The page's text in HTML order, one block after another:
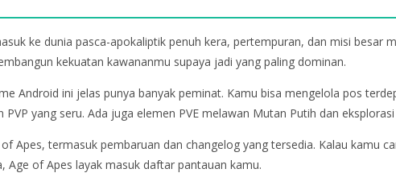
ke dunia pasca-apokaliptik penuh kera, pertempuran, dan misi besar
kekuatan kawananmu supaya jadi yang paling dominan.
Android ini jelas punya banyak peminat. Kamu bisa mengelola pos
yang seru. Ada juga elemen PVE melawan Mutan Putih dan
Apes, termasuk pembaruan dan changelog yang tersedia. Kalau kamu
of Apes layak masuk daftar pantauan kamu.